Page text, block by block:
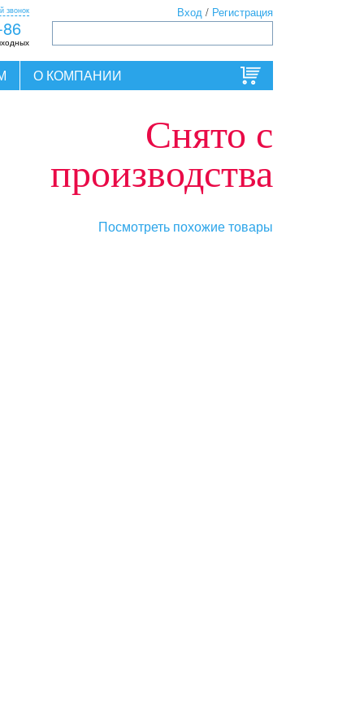
звонок Вход / Регистрация
О КОМПАНИИ
Снято с
производства
Посмотреть похожие товары